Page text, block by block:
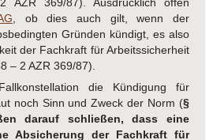
AZR 369/87). Ausdrücklich offen
, ob dies auch gilt, wenn der
Gründen kündigt, es also
der Fachkraft für Arbeitssicherheit
– 2 AZR 369/87).
die Kündigung für
noch Sinn und Zweck der Norm (§
darauf schließen, dass eine
Absicherung der Fachkraft für